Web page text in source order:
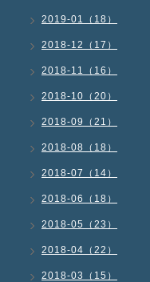
2019-01（18）
2018-12（17）
2018-11（16）
2018-10（20）
2018-09（21）
2018-08（18）
2018-07（14）
2018-06（18）
2018-05（23）
2018-04（22）
2018-03（15）